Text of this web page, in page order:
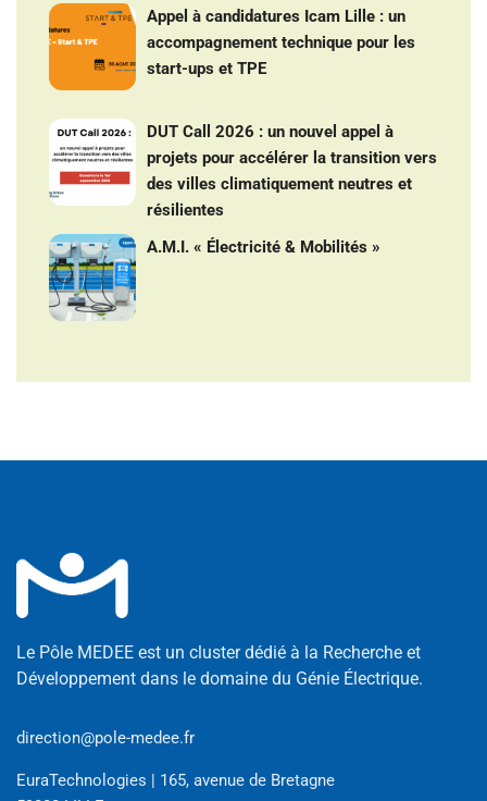
Appel à candidatures Icam Lille : un
accompagnement technique pour les
start-ups et TPE
DUT Call 2026 : un nouvel appel à
projets pour accélérer la transition vers
des villes climatiquement neutres et
résilientes
A.M.I. « Électricité & Mobilités »
Le Pôle MEDEE est un cluster dédié à la Recherche et
Développement dans le domaine du Génie Électrique.
direction@pole-medee.fr
EuraTechnologies | 165, avenue de Bretagne